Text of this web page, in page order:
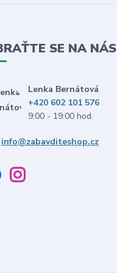
SE NA NÁS
Lenka Bernátová
+420 602 101 576
9:00 - 19:00 hod.
info@zabavditeshop.cz